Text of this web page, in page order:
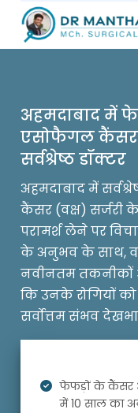
अहमदाबाद में
एसोफैगल कैंसर
सर्वश्रेष्ठ डॉक्टर
अहमदाबाद में
कैंसर (वक्ष) सर्जरी
परामर्श लेने पर
के अनुभव के साथ,
नवीनतम तकनीकों
कि उनके रोगियों
सर्वोत्तम संभव
फेफड़ों के कैंसर
में 10 साल का